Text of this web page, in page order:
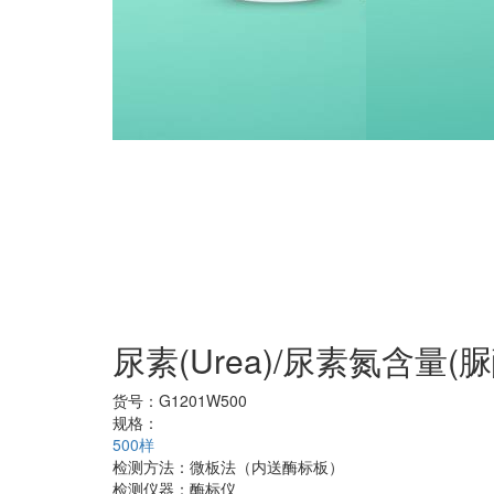
尿素(Urea)/尿素氮含量(
货号： G1201W500
规格：
500样
检测方法： 微板法（内送酶标板）
检测仪器： 酶标仪